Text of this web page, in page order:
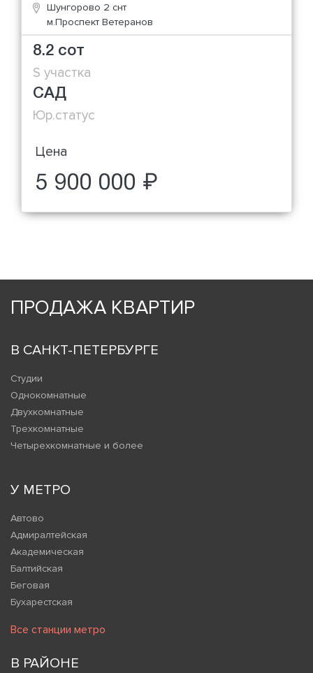
Шунгорово 2 снт
м.Проспект Ветеранов
8.2 сот
S участка
САД
Юр.статус
Цена
5 900 000 ₽
ПРОДАЖА КВАРТИР
В САНКТ-ПЕТЕРБУРГЕ
Студии
Однокомнатные
Двухкомнатные
Трехкомнатные
Четырехкомнатные и более
У МЕТРО
Автово
Адмиралтейская
Академическая
Балтийская
Беговая
Бухарестская
Все станции метро
В РАЙОНЕ